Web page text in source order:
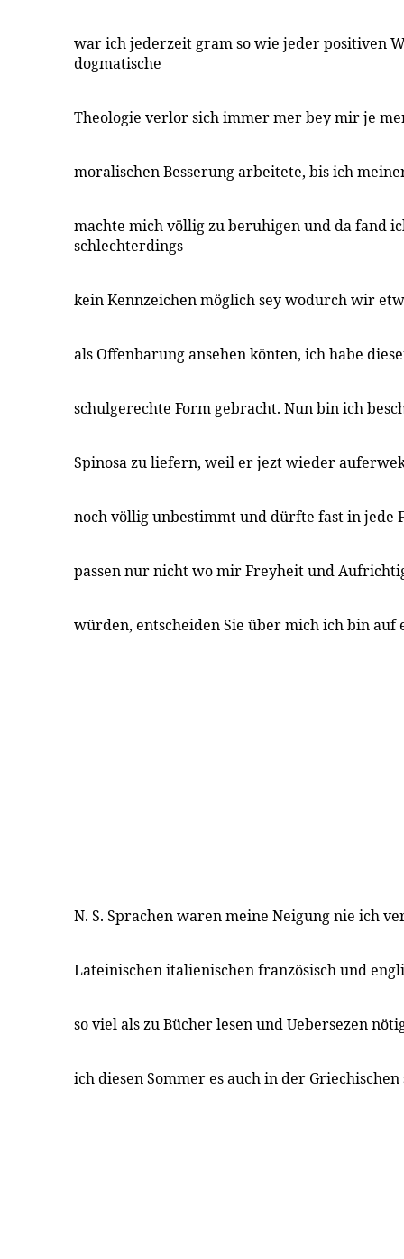
war ich jederzeit gram so wie jeder positiven
dogmatische
Theologie verlor sich immer mer bey mir je
moralischen Besserung arbeitete, bis ich
machte mich völlig zu beruhigen und da fand
schlechterdings
kein Kennzeichen möglich sey wodurch wir
als Offenbarung ansehen könten, ich habe
schulgerechte Form gebracht. Nun bin ich
Spinosa zu liefern, weil er jezt wieder
noch völlig unbestimmt und dürfte fast in jede
passen nur nicht wo mir Freyheit und
würden, entscheiden Sie über mich ich bin auf
N. S. Sprachen waren meine Neigung nie ich
Lateinischen italienischen französisch und
so viel als zu Bücher lesen und Uebersezen
ich diesen Sommer es auch in der